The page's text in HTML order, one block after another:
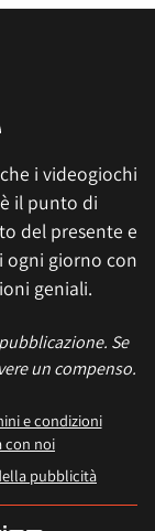
i videogiochi
il punto di
del presente e
ogni giorno con
geniali.
Se
un compenso.
e condizioni
con noi
pubblicità